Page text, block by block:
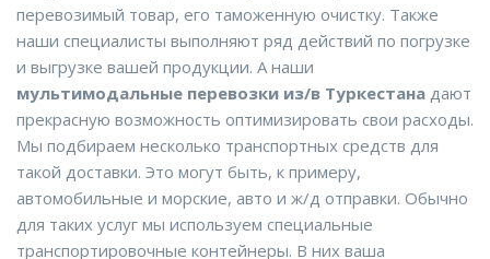
перевозимый товар, его таможенную очистку. Также
наши специалисты выполняют ряд действий по погрузке
и выгрузке вашей продукции. А наши
мультимодальные перевозки из/в Туркестана дают
прекрасную возможность оптимизировать свои расходы.
Мы подбираем несколько транспортных средств для
такой доставки. Это могут быть, к примеру,
автомобильные и морские, авто и ж/д отправки. Обычно
для таких услуг мы используем специальные
транспортировочные контейнеры. В них ваша